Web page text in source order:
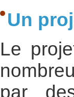
Un
Le
par